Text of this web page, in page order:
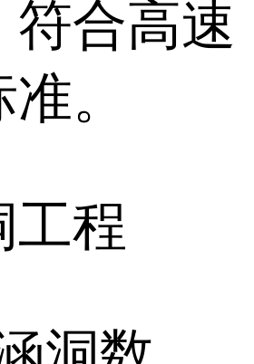
符合高速
。
工程